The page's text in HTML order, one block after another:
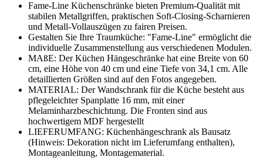
Fame-Line Küchenschränke bieten Premium-Qualität mit
stabilen Metallgriffen, praktischen Soft-Closing-Scharnieren
und Metall-Vollauszügen zu fairen Preisen.
Gestalten Sie Ihre Traumküche: "Fame-Line" ermöglicht die
individuelle Zusammenstellung aus verschiedenen Modulen.
MAßE: Der Küchen Hängeschränke hat eine Breite von 60
cm, eine Höhe von 40 cm und eine Tiefe von 34,1 cm. Alle
detaillierten Größen sind auf den Fotos angegeben.
MATERIAL: Der Wandschrank für die Küche besteht aus
pflegeleichter Spanplatte 16 mm, mit einer
Melaminharzbeschichtung. Die Fronten sind aus
hochwertigem MDF hergestellt
LIEFERUMFANG: Küchenhängeschrank als Bausatz
(Hinweis: Dekoration nicht im Lieferumfang enthalten),
Montageanleitung, Montagematerial.